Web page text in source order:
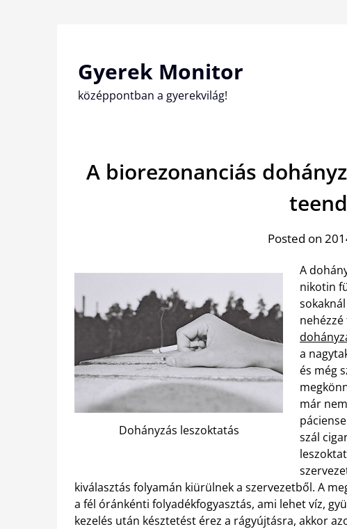
Gyerek Monitor
középpontban a gyerekvilág!
A biorezonanciás
Posted on
Dohányzás leszoktatás
A
nikotin
a
és még
már
szál
kiválasztás folyamán kiürülnek a szervezetből. A
a fél óránkénti folyadékfogyasztás, ami lehet víz,
kezelés után késztetést érez a rágyújtásra, akkor